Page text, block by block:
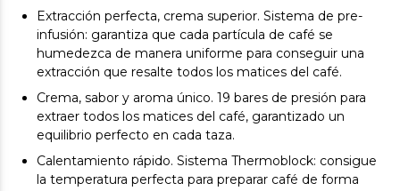
Extracción perfecta, crema superior. Sistema de pre-
infusión: garantiza que cada partícula de café se
humedezca de manera uniforme para conseguir una
extracción que resalte todos los matices del café.
Crema, sabor y aroma único. 19 bares de presión para
extraer todos los matices del café, garantizado un
equilibrio perfecto en cada taza.
Calentamiento rápido. Sistema Thermoblock: consigue
la temperatura perfecta para preparar café de forma